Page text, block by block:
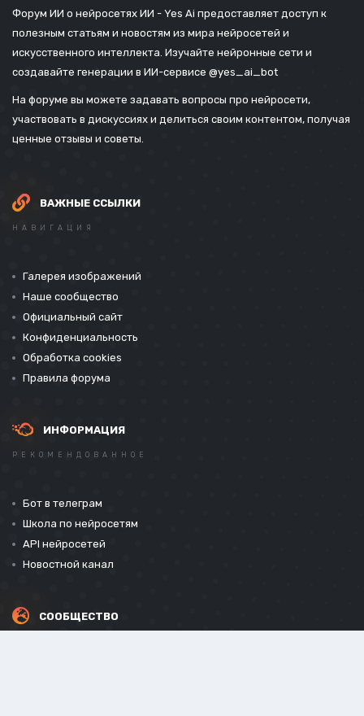
Форум ИИ о нейросетях ИИ - Yes Ai предоставляет доступ к
полезным статьям и новостям из мира нейросетей и
искусственного интеллекта. Изучайте нейронные сети и
создавайте генерации в ИИ-сервисе @yes_ai_bot
На форуме вы можете задавать вопросы про нейросети,
участвовать в дискуссиях и делиться своим контентом, получая
ценные отзывы и советы.
ВАЖНЫЕ ССЫЛКИ
НАВИГАЦИЯ
Галерея изображений
Наше сообщество
Официальный сайт
Конфиденциальность
Обработка cookies
Правила форума
ИНФОРМАЦИЯ
РЕКОМЕНДОВАННОЕ
Бот в телеграм
Школа по нейросетям
API нейросетей
Новостной канал
СООБЩЕСТВО